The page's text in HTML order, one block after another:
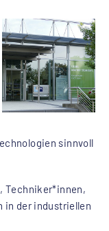
sinnvoll
Techniker*innen,
in der industriellen